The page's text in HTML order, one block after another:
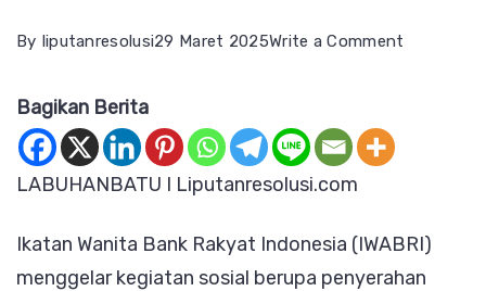
By liputanresolusi29 Maret 2025Write a Comment
Bagikan Berita
LABUHANBATU I Liputanresolusi.com
Ikatan Wanita Bank Rakyat Indonesia (IWABRI)
menggelar kegiatan sosial berupa penyerahan